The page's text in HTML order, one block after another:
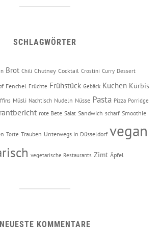
SCHLAGWÖRTER
Brot Chili Chutney Cocktail Crostini Curry Dessert
Fenchel Früchte Frühstück Gebäck Kuchen Kürbis
Müsli Nachtisch Nudeln Nüsse Pasta Pizza Porridge
rote Bete Salat Sandwich scharf Smoothie
Torte Trauben Unterwegs in Düsseldorf vegan
vegetarische Restaurants Zimt Äpfel
NEUESTE KOMMENTARE